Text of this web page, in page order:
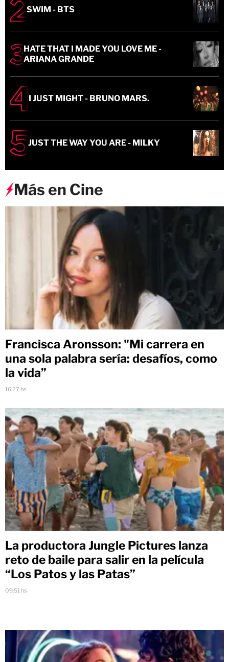
SWIM - BTS
HATE THAT I MADE YOU LOVE ME -
ARIANA GRANDE
I JUST MIGHT - BRUNO MARS.
JUST THE WAY YOU ARE - MILKY
Más en Cine
Francisca Aronsson: "Mi carrera en
una sola palabra sería: desafíos, como
la vida”
16:27 hs
La productora Jungle Pictures lanza
reto de baile para salir en la película
“Los Patos y las Patas”
09:51 hs